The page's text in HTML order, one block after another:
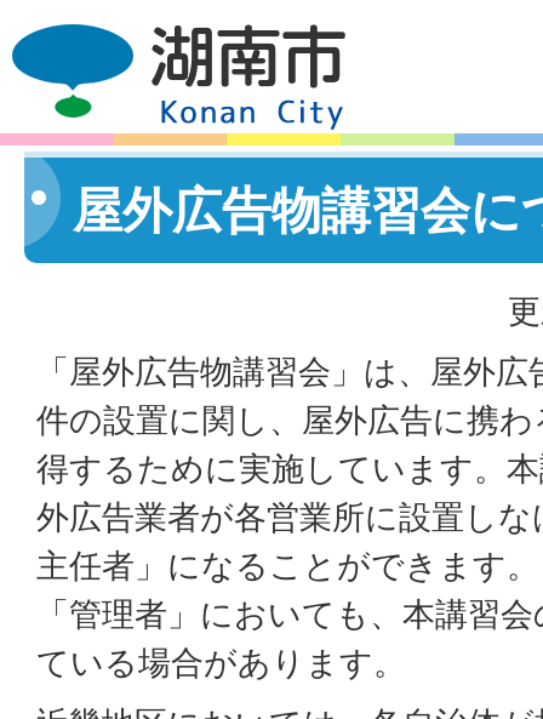
屋外広告物講習会に
「屋外広告物講習会」は、屋外
件の設置に関し、屋外広告に携
得するために実施しています。
外広告業者が各営業所に設置し
主任者」になることができます
「管理者」においても、本講習
ている場合があります。